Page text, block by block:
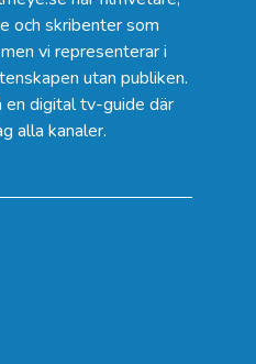
och skribenter som
vi representerar i
utan publiken.
en digital tv-guide där
alla kanaler.